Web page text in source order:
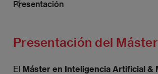
Presentación
Presentación del Máster
El Máster en Inteligencia Artificial &